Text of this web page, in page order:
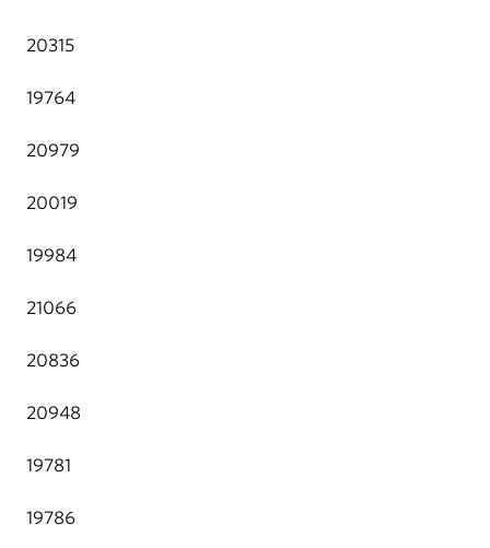
20315
19764
20979
20019
19984
21066
20836
20948
19781
19786